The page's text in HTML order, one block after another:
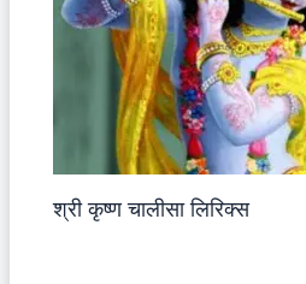
श्री कृष्ण चालीसा लिरिक्स